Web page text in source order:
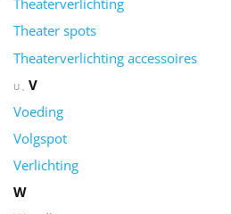
Theaterverlichting
Theater spots
Theaterverlichting accessoires
U
V
Voeding
Volgspot
Verlichting
W